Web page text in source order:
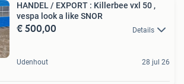
HANDEL / EXPORT : Killerbee vxl 50 ,
vespa look a like SNOR
€ 500,00 Details
Udenhout 28 jul 26